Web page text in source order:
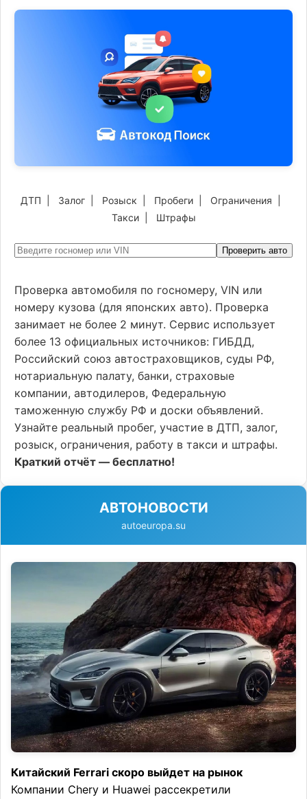
ДТП Залог Розыск Пробеги Ограничения
Такси| Штрафы
Проверить авто
Проверка автомобиля по госномеру, VIN или
номеру кузова (для японских авто). Проверка
занимает не более 2 минут. Сервис использует
более 13 официальных источников: ГИБДД,
Российский союз автостраховщиков, суды РФ,
нотариальную палату, банки, страховые
компании, автодилеров, Федеральную
таможенную службу РФ и доски объявлений.
Узнайте реальный пробег, участие в ДТП, залог,
розыск, ограничения, работу в такси и штрафы.
Краткий отчёт — бесплатно!
АВТОНОВОСТИ
autoeuropa.su
Китайский Ferrari скоро выйдет на рынок
Компании Chery и Huawei рассекретили